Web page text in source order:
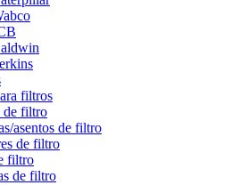
filtros
de filtro
asentos de filtro
de filtro
filtro
de filtro